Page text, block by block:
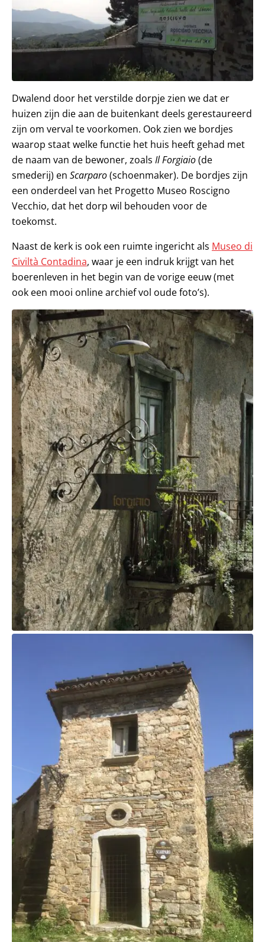
Dwalend door het verstilde dorpje zien we dat er
huizen zijn die aan de buitenkant deels gerestaureerd
zijn om verval te voorkomen. Ook zien we bordjes
waarop staat welke functie het huis heeft gehad met
de naam van de bewoner, zoals Il Forgiaio(de
smederij) en Scarparo(schoenmaker). De bordjes zijn
een onderdeel van het Progetto Museo Roscigno
Vecchio, dat het dorp wil behouden voor de
toekomst.
Naast de kerk is ook een ruimte ingericht als Museo di
Civiltà Contadina, waar je een indruk krijgt van het
boerenleven in het begin van de vorige eeuw (met
ook een mooi online archief vol oude foto’s).